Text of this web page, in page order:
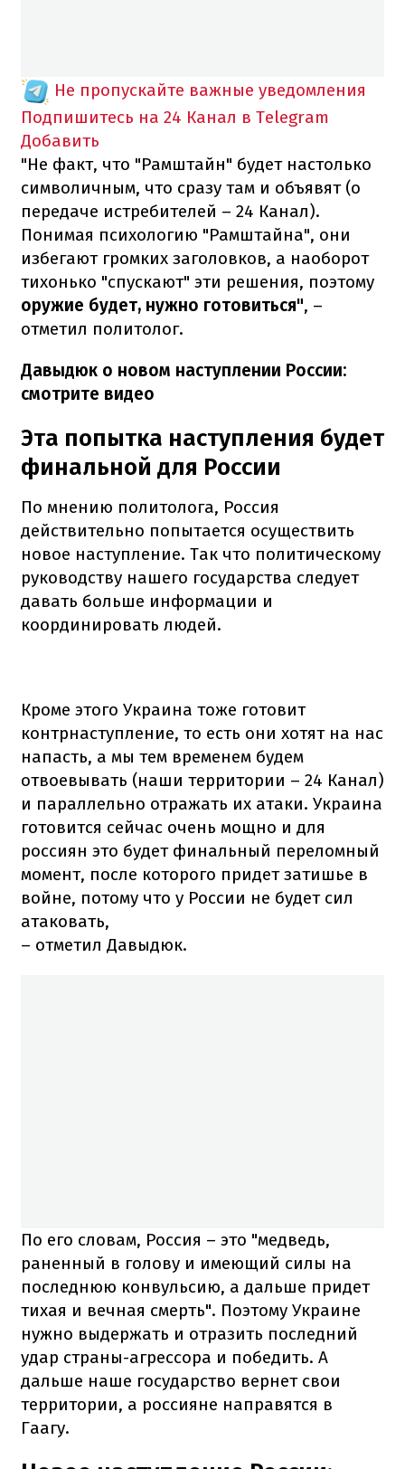
Не пропускайте важные уведомления
Подпишитесь на 24 Канал в Telegram
Добавить
"Не факт, что "Рамштайн" будет настолько
символичным, что сразу там и объявят (о
передаче истребителей – 24 Канал).
Понимая психологию "Рамштайна", они
избегают громких заголовков, а наоборот
тихонько "спускают" эти решения, поэтому
оружие будет, нужно готовиться", –
отметил политолог.
Давыдюк о новом наступлении России:
смотрите видео
Эта попытка наступления будет
финальной для России
По мнению политолога, Россия
действительно попытается осуществить
новое наступление. Так что политическому
руководству нашего государства следует
давать больше информации и
координировать людей.
Кроме этого Украина тоже готовит
контрнаступление, то есть они хотят на нас
напасть, а мы тем временем будем
отвоевывать (наши территории – 24 Канал)
и параллельно отражать их атаки. Украина
готовится сейчас очень мощно и для
россиян это будет финальный переломный
момент, после которого придет затишье в
войне, потому что у России не будет сил
атаковать,
– отметил Давыдюк.
По его словам, Россия – это "медведь,
раненный в голову и имеющий силы на
последнюю конвульсию, а дальше придет
тихая и вечная смерть". Поэтому Украине
нужно выдержать и отразить последний
удар страны-агрессора и победить. А
дальше наше государство вернет свои
территории, а россияне направятся в
Гаагу.